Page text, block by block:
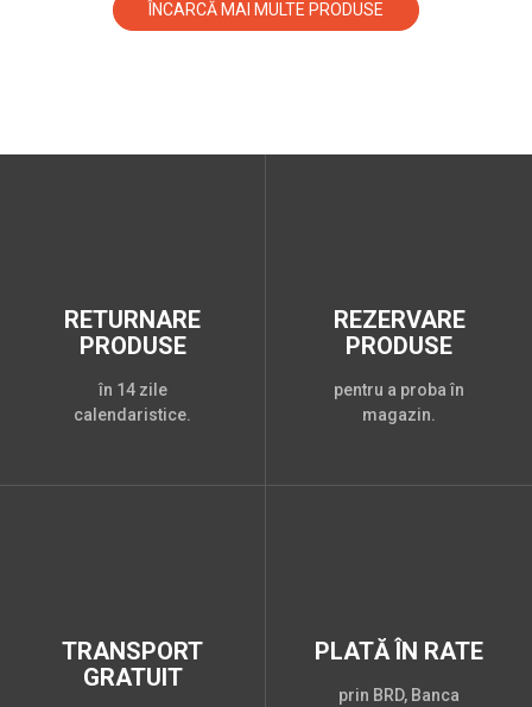
ÎNCARCĂ MAI MULTE PRODUSE
RETURNARE
PRODUSE
în 14 zile
calendaristice.
REZERVARE
PRODUSE
pentru a proba în
magazin.
TRANSPORT
GRATUIT
PLATĂ ÎN RATE
prin BRD, Banca